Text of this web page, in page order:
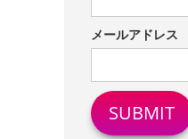
メールアドレス